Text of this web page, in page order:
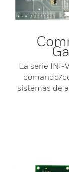
La serie INI-
comando/
sistemas de